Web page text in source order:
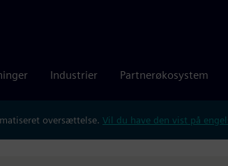
Industrier Partnerøkosystem
oversættelse. Vil du have den vist på